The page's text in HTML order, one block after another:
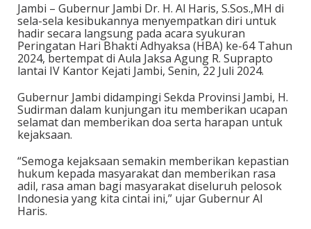
Jambi – Gubernur Jambi Dr. H. Al Haris, S.Sos.,MH di
sela-sela kesibukannya menyempatkan diri untuk
hadir secara langsung pada acara syukuran
Peringatan Hari Bhakti Adhyaksa (HBA) ke-64 Tahun
2024, bertempat di Aula Jaksa Agung R. Suprapto
lantai IV Kantor Kejati Jambi, Senin, 22 Juli 2024.
Gubernur Jambi didampingi Sekda Provinsi Jambi, H.
Sudirman dalam kunjungan itu memberikan ucapan
selamat dan memberikan doa serta harapan untuk
kejaksaan.
“Semoga kejaksaan semakin memberikan kepastian
hukum kepada masyarakat dan memberikan rasa
adil, rasa aman bagi masyarakat diseluruh pelosok
Indonesia yang kita cintai ini,” ujar Gubernur Al
Haris.